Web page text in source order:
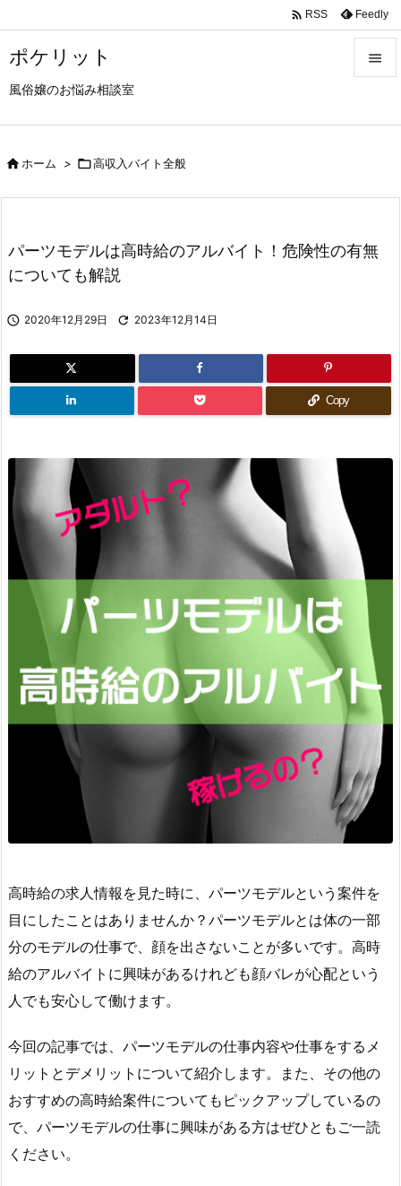
ポケリット
風俗嬢のお悩み相談室

次へ
 RSS Feedly
ホーム > 高収入バイト全般
パーツモデルは高時給のアルバイト！危険性の有無
についても解説
 2020年12月29日  2023年12月14日
Copy
高時給の求人情報を見た時に、パーツモデルという案件を
目にしたことはありませんか？パーツモデルとは体の一部
分のモデルの仕事で、顔を出さないことが多いです。高時
給のアルバイトに興味があるけれども顔バレが心配という
人でも安心して働けます。
今回の記事では、パーツモデルの仕事内容や仕事をするメ
リットとデメリットについて紹介します。また、その他の
おすすめの高時給案件についてもピックアップしているの
で、パーツモデルの仕事に興味がある方はぜひともご一読
ください。